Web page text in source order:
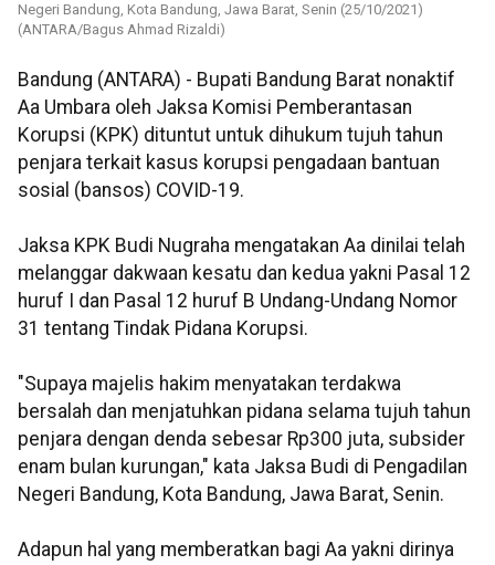
Negeri Bandung, Kota Bandung, Jawa Barat, Senin (25/10/2021)
(ANTARA/Bagus Ahmad Rizaldi)
Bandung (ANTARA) - Bupati Bandung Barat nonaktif
Aa Umbara oleh Jaksa Komisi Pemberantasan
Korupsi (KPK) dituntut untuk dihukum tujuh tahun
penjara terkait kasus korupsi pengadaan bantuan
sosial (bansos) COVID-19.
Jaksa KPK Budi Nugraha mengatakan Aa dinilai telah
melanggar dakwaan kesatu dan kedua yakni Pasal 12
huruf I dan Pasal 12 huruf B Undang-Undang Nomor
31 tentang Tindak Pidana Korupsi.
"Supaya majelis hakim menyatakan terdakwa
bersalah dan menjatuhkan pidana selama tujuh tahun
penjara dengan denda sebesar Rp300 juta, subsider
enam bulan kurungan," kata Jaksa Budi di Pengadilan
Negeri Bandung, Kota Bandung, Jawa Barat, Senin.
Adapun hal yang memberatkan bagi Aa yakni dirinya